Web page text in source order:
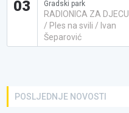
03 Gradski park
RADIONICA ZA DJECU
/ Ples na svili / Ivan
Šeparović
POSLJEDNJE NOVOSTI